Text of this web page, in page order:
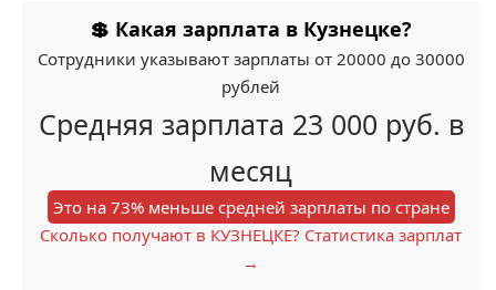
💲 Какая зарплата в Кузнецке?
Сотрудники указывают зарплаты от 20000 до 30000
рублей
Средняя зарплата 23 000 руб. в
месяц
Это на 73% меньше средней зарплаты по стране
Сколько получают в КУЗНЕЦКЕ? Статистика зарплат
→